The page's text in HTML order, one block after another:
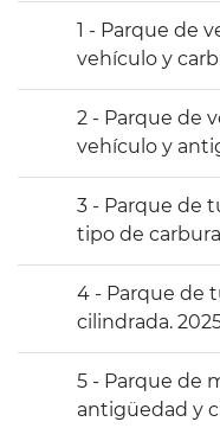
1 - Parque de
vehículo y
2 - Parque de
vehículo y
3 - Parque de
tipo de
4 - Parque de
cilindrada.
5 - Parque de
antigüedad y